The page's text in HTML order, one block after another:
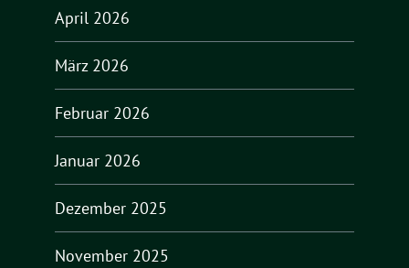
April 2026
März 2026
Februar 2026
Januar 2026
Dezember 2025
November 2025